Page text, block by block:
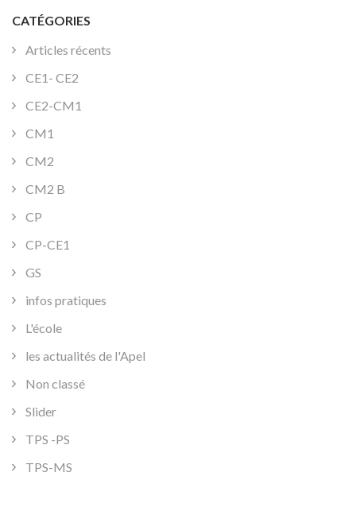
CATÉGORIES
Articles récents
CE1- CE2
CE2-CM1
CM1
CM2
CM2 B
CP
CP-CE1
GS
infos pratiques
L'école
les actualités de l'Apel
Non classé
Slider
TPS -PS
TPS-MS